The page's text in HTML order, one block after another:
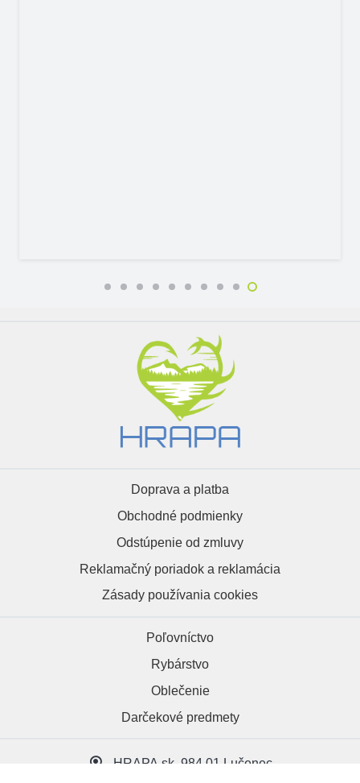
Doprava a platba
Obchodné podmienky
Odstúpenie od zmluvy
Reklamačný poriadok a reklamácia
Zásady používania cookies
Poľovníctvo
Rybárstvo
Oblečenie
Darčekové predmety
HRAPA.sk, 984 01 Lučenec